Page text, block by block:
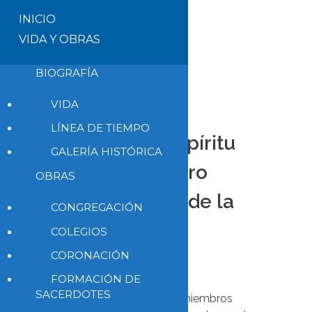
El Papa: El Espíritu
es el verdadero
protagonista de la
misión
Francisco recibió a los miembros
INICIO
VIDA Y OBRAS
BIOGRAFÍA
VIDA
LÍNEA DE TIEMPO
GALERÍA HISTÓRICA
OBRAS
CONGREGACIÓN
COLEGIOS
CORONACIÓN
FORMACIÓN DE
SACERDOTES